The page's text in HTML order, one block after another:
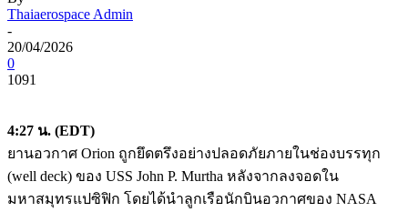
Thaiaerospace Admin
-
20/04/2026
0
1091
4:27 น. (EDT)
ยานอวกาศ Orion ถูกยึดตรึงอย่างปลอดภัยภายในช่องบรรทุก
(well deck) ของ USS John P. Murtha หลังจากลงจอดใน
มหาสมุทรแปซิฟิก โดยได้นำลูกเรือนักบินอวกาศของ NASA